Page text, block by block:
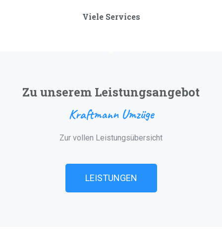
Viele Services
Zu unserem Leistungsangebot
Kraftmann Umzüge
Zur vollen Leistungsübersicht
LEISTUNGEN